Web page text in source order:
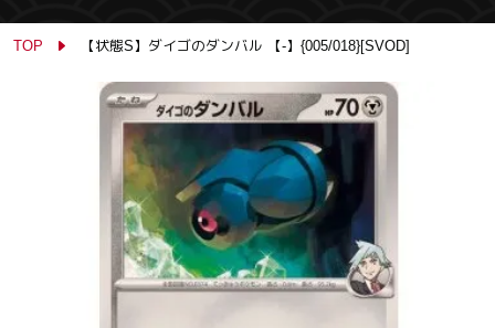
TOP 【状態S】ダイゴのダンバル 【-】{005/018}[SVOD]